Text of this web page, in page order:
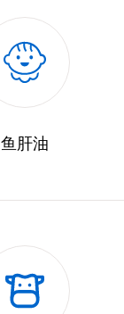
鱼肝油